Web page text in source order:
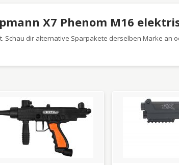
X7 Phenom M16
dir alternative Sparpakete derselben Marke an